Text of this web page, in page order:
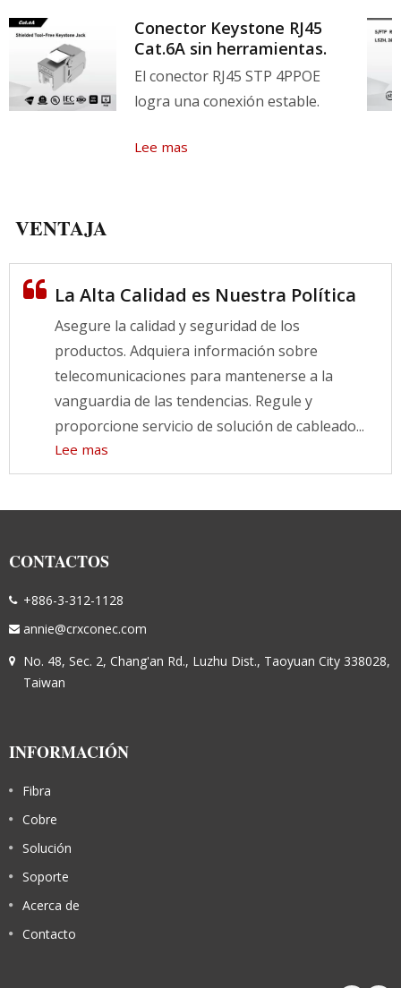
Conector Keystone RJ45
Cat.6A sin herramientas.
El conector RJ45 STP 4PPOE
logra una conexión estable.
Lee mas
VENTAJA
La Alta Calidad es Nuestra Política
Asegure la calidad y seguridad de los
productos. Adquiera información sobre
telecomunicaciones para mantenerse a la
vanguardia de las tendencias. Regule y
proporcione servicio de solución de cableado...
Lee mas
CONTACTOS
+886-3-312-1128
annie@crxconec.com
No. 48, Sec. 2, Chang'an Rd., Luzhu Dist., Taoyuan City 338028,
Taiwan
INFORMACIÓN
Fibra
Cobre
Solución
Soporte
Acerca de
Contacto